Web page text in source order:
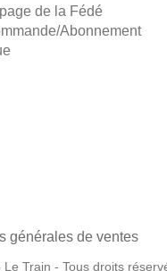
de la Fédé
Abonnement
générales de ventes
Train - Tous droits